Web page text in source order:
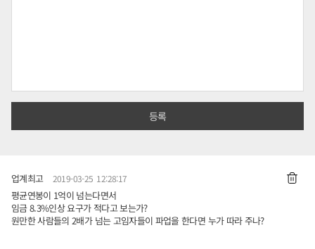
업계최고 2019-03-25 12:28:17
평균연봉이 1억이 넘는다면서
임금 8.3%인상 요구가 적다고 보는가?
원만한 사람들의 2배가 넘는 고임자들이 파업을 한다면 누가 따라 주나?